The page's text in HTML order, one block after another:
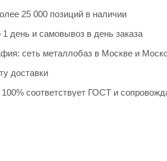
25 000 позиций в наличии
1 день и самовывоз в день заказа
сеть металлобаз в Москве и
доставки
соответствует ГОСТ и
резка, гибка, металлообработка